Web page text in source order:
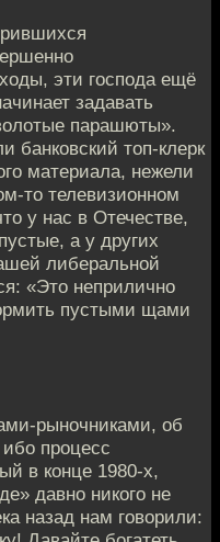
эти господа ещё
задавать
парашюты».
топ-клерк
материала, нежели
то телевизионном
у нас в Отечестве,
а у других
либеральной
«Это неприлично
пустыми щами
рыночниками, об
процесс
в конце 1980-х,
давно никого не
назад нам говорили: